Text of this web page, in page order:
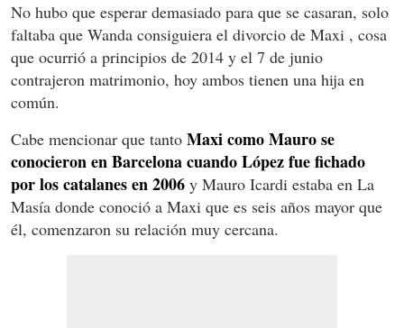
No hubo que esperar demasiado para que se casaran, solo
faltaba que Wanda consiguiera el divorcio de Maxi , cosa
que ocurrió a principios de 2014 y el 7 de junio
contrajeron matrimonio, hoy ambos tienen una hija en
común.
Cabe mencionar que tanto Maxi como Mauro se
conocieron en Barcelona cuando López fue fichado
por los catalanes en 2006 y Mauro Icardi estaba en La
Masía donde conoció a Maxi que es seis años mayor que
él, comenzaron su relación muy cercana.